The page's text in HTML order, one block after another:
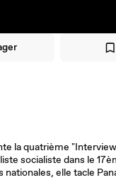
la quatrième
socialiste dans le
elle tacle